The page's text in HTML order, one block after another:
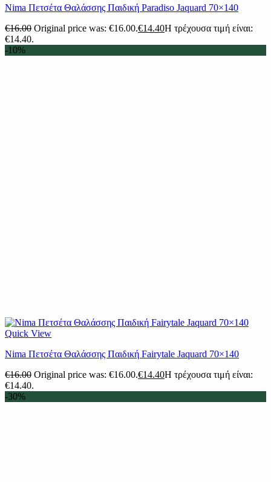
Nima Πετσέτα Θαλάσσης Παιδική Paradiso Jaquard 70×140
€16.00 Original price was: €16.00.€14.40Η τρέχουσα τιμή είναι:
€14.40.
-10%
Quick View
Nima Πετσέτα Θαλάσσης Παιδική Fairytale Jaquard 70×140
€16.00 Original price was: €16.00.€14.40Η τρέχουσα τιμή είναι:
€14.40.
-30%